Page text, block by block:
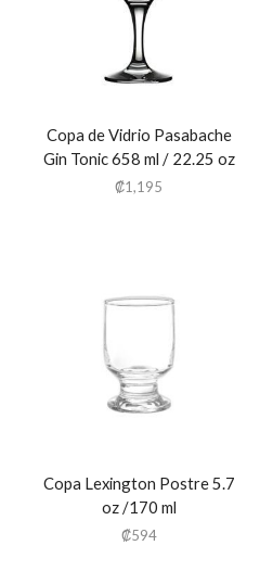
Copa de Vidrio Pasabache
Gin Tonic 658 ml / 22.25 oz
₡1,195
Copa Lexington Postre 5.7
oz /170 ml
₡594